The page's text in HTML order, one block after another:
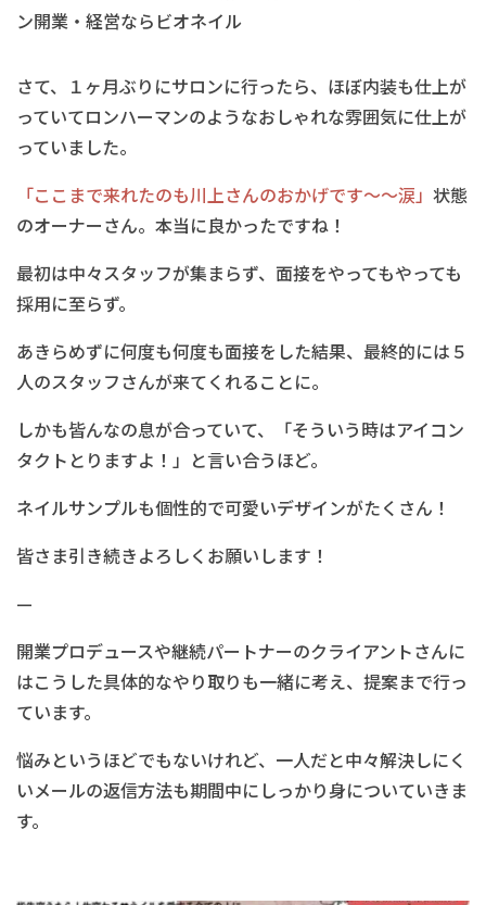
さて、１ヶ月ぶりにサロンに行ったら、ほぼ内装も仕上が
っていてロンハーマンのようなおしゃれな雰囲気に仕上が
っていました。
「ここまで来れたのも川上さんのおかげです～～涙」 状態
のオーナーさん。本当に良かったですね！
最初は中々スタッフが集まらず、面接をやってもやっても
採用に至らず。
あきらめずに何度も何度も面接をした結果、最終的には５
人のスタッフさんが来てくれることに。
しかも皆んなの息が合っていて、「そういう時はアイコン
タクトとりますよ！」と言い合うほど。
ネイルサンプルも個性的で可愛いデザインがたくさん！
皆さま引き続きよろしくお願いします！
—
開業プロデュースや継続パートナーのクライアントさんに
はこうした具体的なやり取りも一緒に考え、提案まで行っ
ています。
悩みというほどでもないけれど、一人だと中々解決しにく
いメールの返信方法も期間中にしっかり身についていきま
す。